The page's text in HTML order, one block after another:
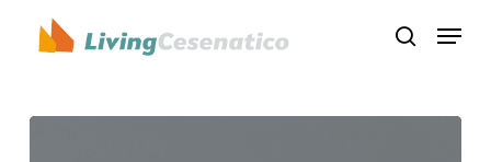
search
Menu